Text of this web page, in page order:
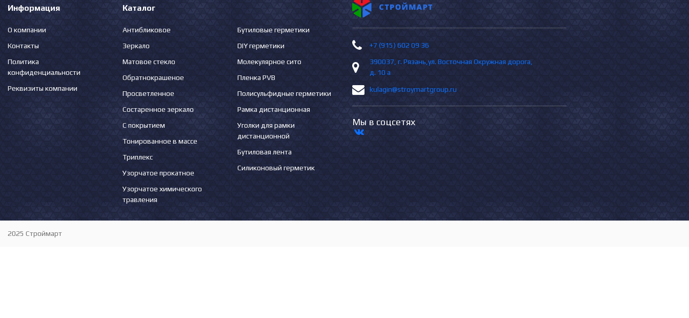
Информация
О компании
Контакты
Политика
конфиденциальности
Реквизиты компании
Каталог
Антибликовое
Зеркало
Матовое стекло
Обратнокрашеное
Просветленное
Состаренное зеркало
С покрытием
Тонированное в массе
Триплекс
Узорчатое прокатное
Узорчатое химического
травления
Бутиловые герметики
DIY герметики
Молекулярное сито
Пленка PVB
Полисульфидные герметики
Рамка дистанционная
Уголки для рамки
дистанционной
Бутиловая лента
Силиконовый герметик
+7 (915) 602 09 36
390037, г. Рязань,ул. Восточная Окружная дорога,
д. 10 а
kulagin@stroymartgroup.ru
Мы в соцсетях
2025 Строймарт